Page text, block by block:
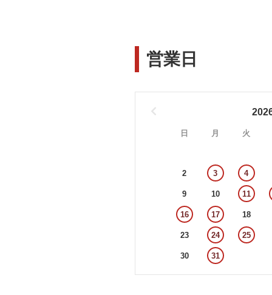
営業日
日 月 火
2 3 4
9 10 11
16 17 18
23 24 25
30 31